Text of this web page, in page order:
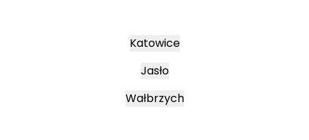
Katowice
Jasło
Wałbrzych